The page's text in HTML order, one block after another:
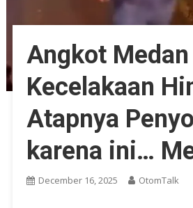
Angkot Medan
Kecelakaan
Atapnya
karena ini…
December 16, 2025 OtomTalk